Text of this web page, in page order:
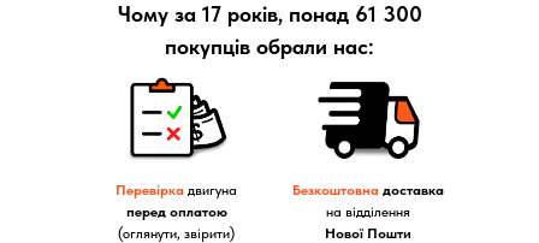
Чому за 17 років, понад 61 300
покупців обрали нас:
Перевірка двигуна
перед оплатою
(оглянути, звірити)
Безкоштовна доставка
на відділення
Нової Пошти